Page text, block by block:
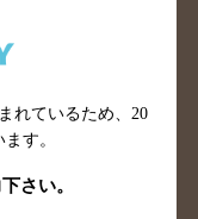
のバー検索
バー検索
バー検索
れているため、 20
す。
さい。